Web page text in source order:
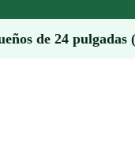
de 24 pulgadas